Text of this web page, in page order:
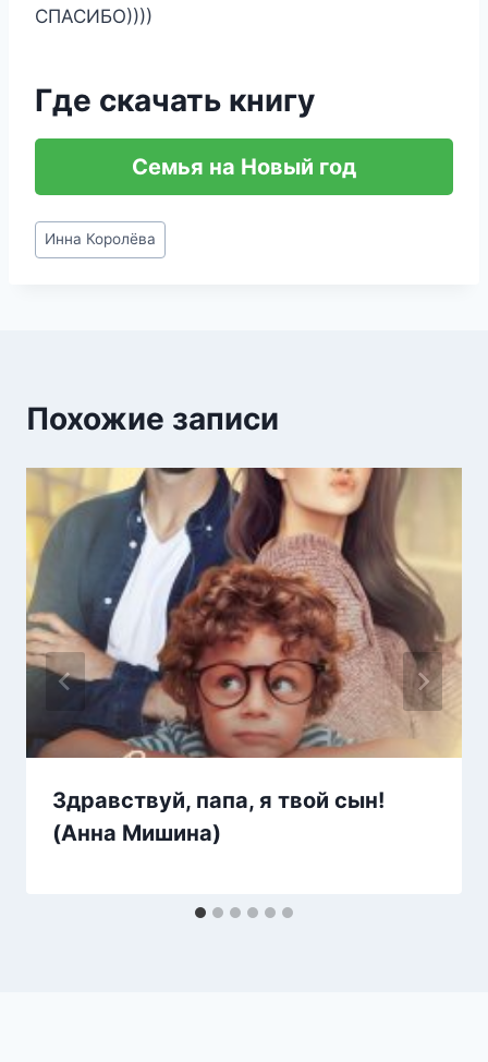
СПАСИБО))))
Где скачать книгу
Семья на Новый год
Метки
записи:
Инна Королёва
Похожие записи
Здравствуй, папа, я твой сын!
(Анна Мишина)